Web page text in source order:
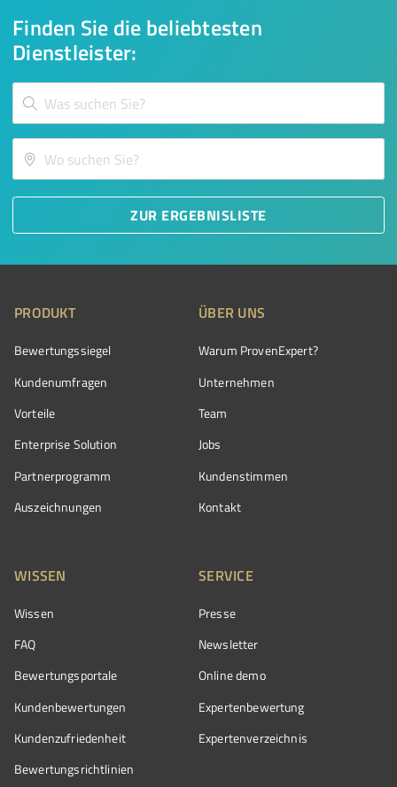
Finden Sie die beliebtesten
Dienstleister:
ZUR ERGEBNISLISTE
PRODUKT
Bewertungssiegel
Kundenumfragen
Vorteile
Enterprise Solution
Partnerprogramm
Auszeichnungen
ÜBER UNS
Warum ProvenExpert?
Unternehmen
Team
Jobs
Kundenstimmen
Kontakt
WISSEN
Wissen
FAQ
Bewertungsportale
Kundenbewertungen
Kundenzufriedenheit
Bewertungs­richtlinien
SERVICE
Presse
Newsletter
Online demo
Expertenbewertung
Expertenverzeichnis